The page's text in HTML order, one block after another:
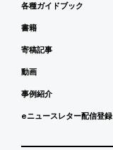
各種ガイドブック
書籍
寄稿記事
動画
事例紹介
eニュースレター配信登録